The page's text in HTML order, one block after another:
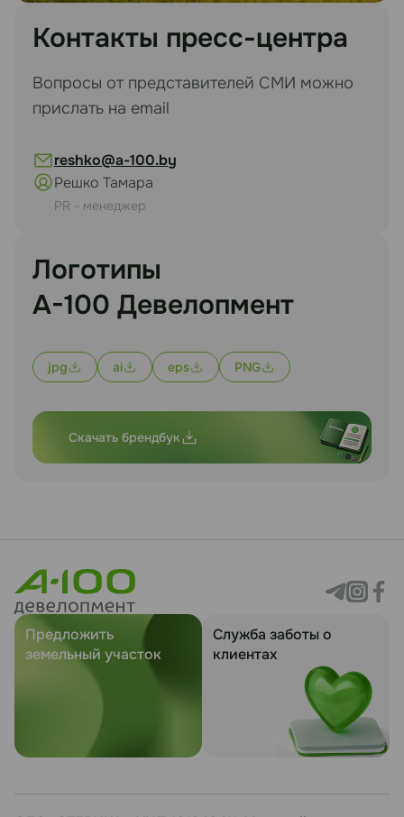
Контакты пресс-центра
Вопросы от представителей СМИ можно
прислать на email
reshko@a-100.by
Решко Тамара
PR - менеджер
Логотипы
А-100 Девелопмент
jpg ai eps PNG
Скачать брендбук
Предложить
земельный участок
Служба заботы о
клиентах